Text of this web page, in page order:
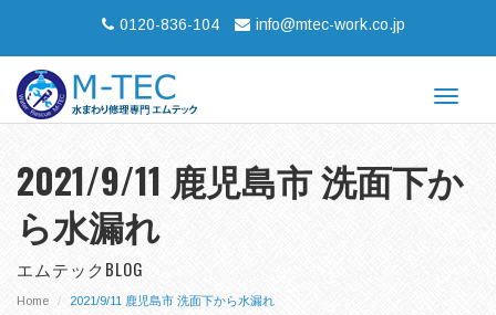
0120-836-104 info@mtec-work.co.jp
Toggle
2021/9/11 鹿児島市 洗面下か
ら水漏れ
エムテックBLOG
Home 2021/9/11 鹿児島市 洗面下から水漏れ